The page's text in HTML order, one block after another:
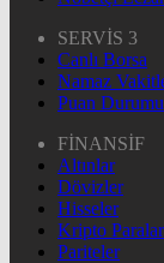
SERVİS 3
Canlı Borsa
Namaz
Puan Durumu
FİNANSİF
Altınlar
Dövizler
Hisseler
Kripto Paralar
Pariteler